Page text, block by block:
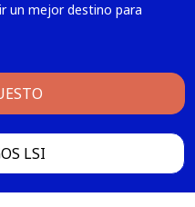
un mejor destino para
LSI